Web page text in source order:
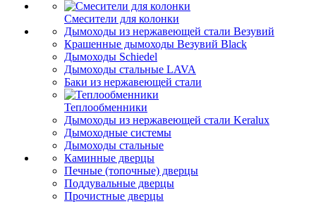
Смесители для колонки
Дымоходы из нержавеющей стали Везувий
Крашенные дымоходы Везувий Black
Дымоходы Schiedel
Дымоходы стальные LAVA
Баки из нержавеющей стали
Теплообменники
Дымоходы из нержавеющей стали Keralux
Дымоходные системы
Дымоходы стальные
Каминные дверцы
Печные (топочные) дверцы
Поддувальные дверцы
Прочистные дверцы